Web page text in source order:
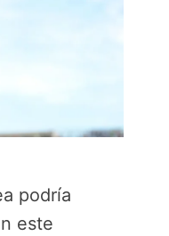
podría
este